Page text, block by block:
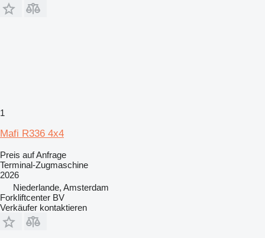
1
Mafi R336 4x4
Preis auf Anfrage
Terminal-Zugmaschine
2026
Niederlande, Amsterdam
Forkliftcenter BV
Verkäufer kontaktieren